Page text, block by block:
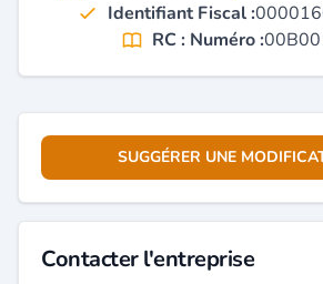
Identifiant Fiscal :
RC : Numéro :
SUGGÉRER UNE
Contacter l'entreprise